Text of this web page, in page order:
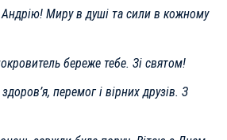
Миру в душі та сили в кожному
береже тебе. Зі святом!
перемог і вірних друзів. З